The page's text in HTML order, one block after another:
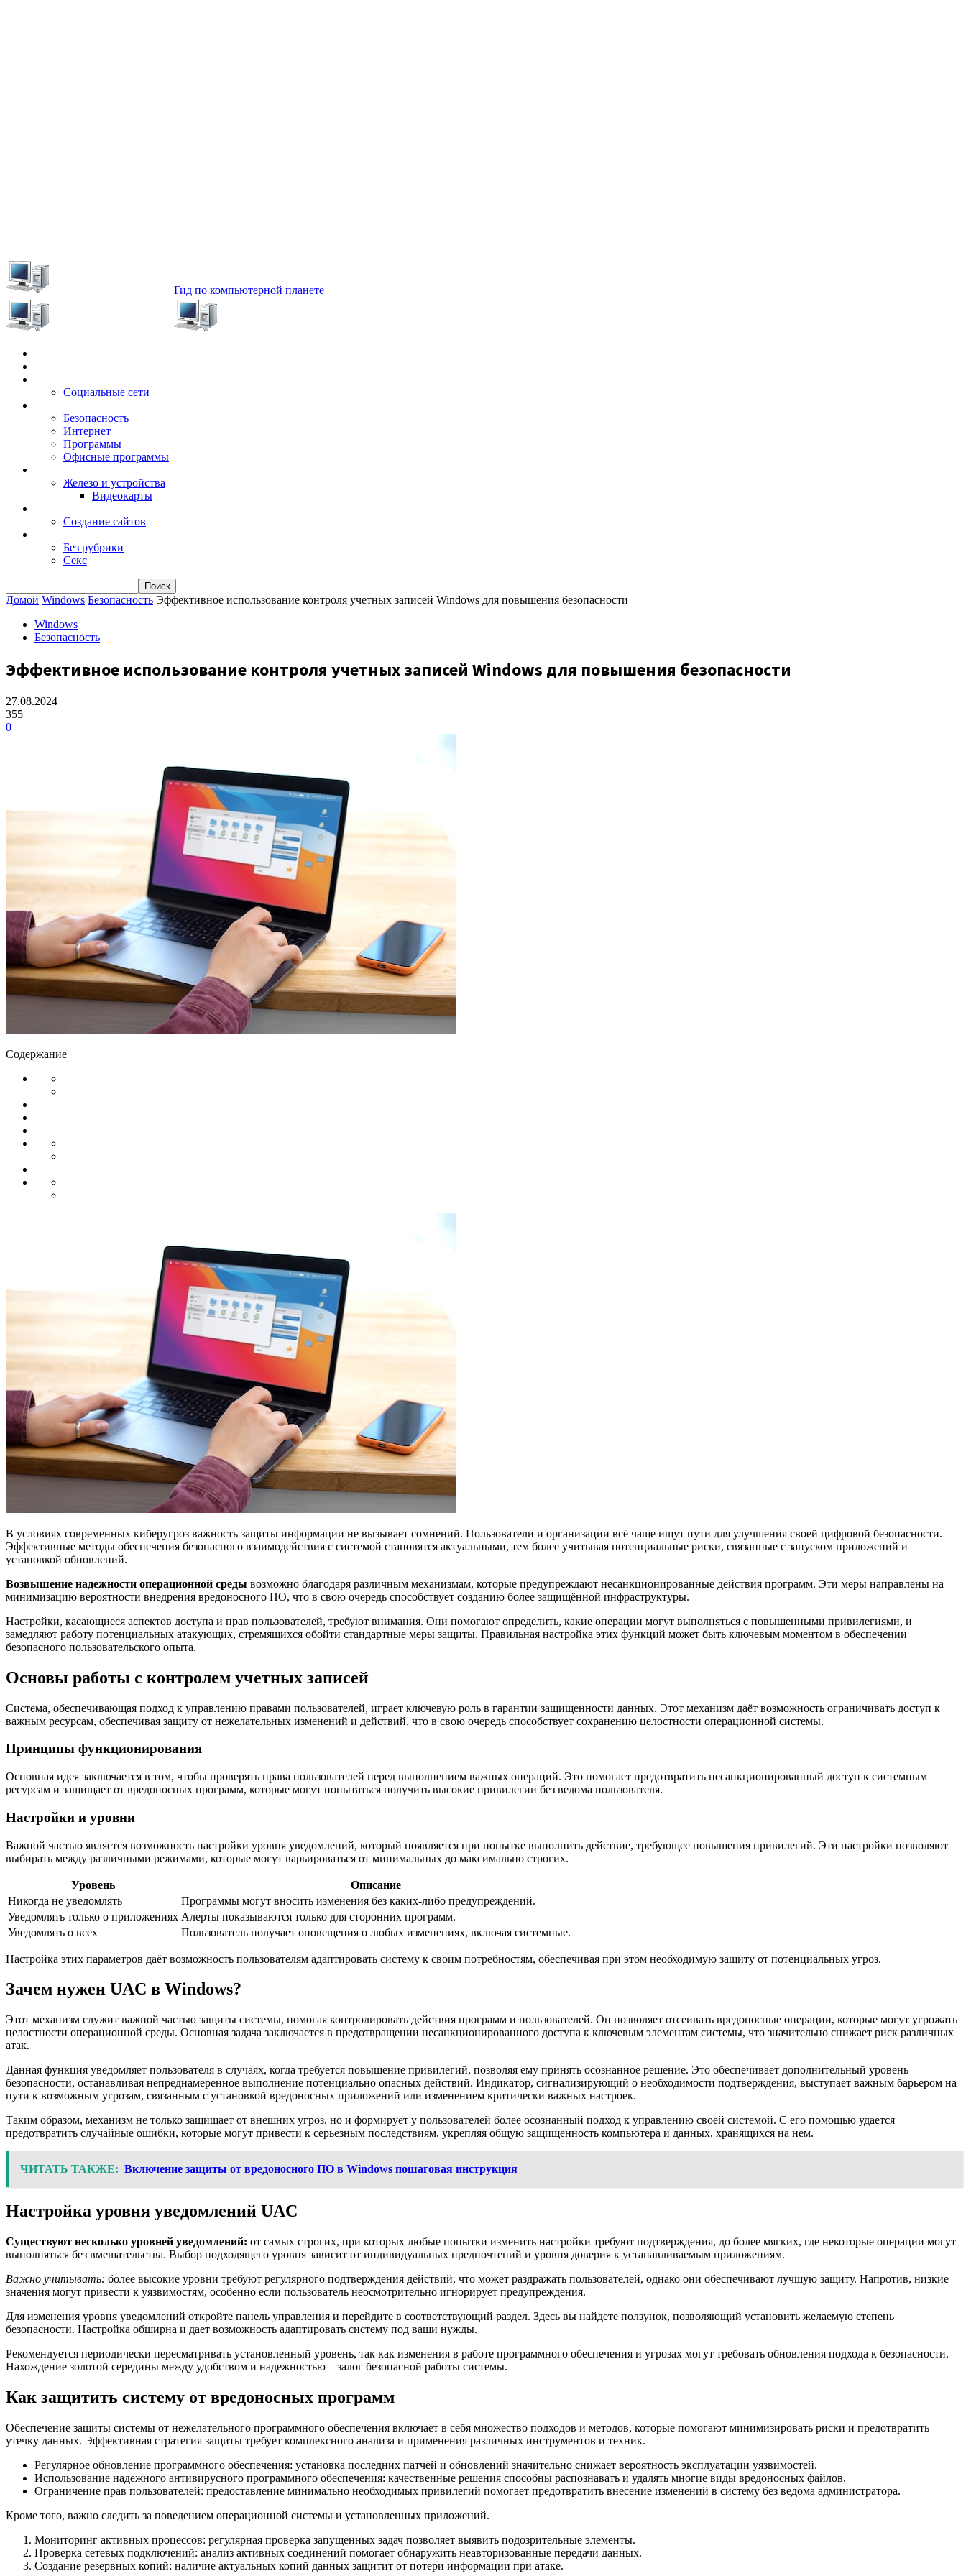
Гид по компьютерной планете
Социальные сети
Безопасность
Интернет
Программы
Офисные программы
Железо и устройства
Видеокарты
Создание сайтов
Без рубрики
Секс
Домой Windows Безопасность Эффективное использование контроля учетных записей Windows для повышения безопасности
Windows
Безопасность
Эффективное использование контроля учетных записей Windows для повышения безопасности
27.08.2024
355
0
Содержание
В условиях современных киберугроз важность защиты информации не вызывает сомнений. Пользователи и организации всё чаще ищут пути для улучшения своей цифровой безопасности.
Эффективные методы обеспечения безопасного взаимодействия с системой становятся актуальными, тем более учитывая потенциальные риски, связанные с запуском приложений и
установкой обновлений.
Возвышение надежности операционной среды возможно благодаря различным механизмам, которые предупреждают несанкционированные действия программ. Эти меры направлены на
минимизацию вероятности внедрения вредоносного ПО, что в свою очередь способствует созданию более защищённой инфраструктуры.
Настройки, касающиеся аспектов доступа и прав пользователей, требуют внимания. Они помогают определить, какие операции могут выполняться с повышенными привилегиями, и
замедляют работу потенциальных атакующих, стремящихся обойти стандартные меры защиты. Правильная настройка этих функций может быть ключевым моментом в обеспечении
безопасного пользовательского опыта.
Основы работы с контролем учетных записей
Система, обеспечивающая подход к управлению правами пользователей, играет ключевую роль в гарантии защищенности данных. Этот механизм даёт возможность ограничивать доступ к
важным ресурсам, обеспечивая защиту от нежелательных изменений и действий, что в свою очередь способствует сохранению целостности операционной системы.
Принципы функционирования
Основная идея заключается в том, чтобы проверять права пользователей перед выполнением важных операций. Это помогает предотвратить несанкционированный доступ к системным
ресурсам и защищает от вредоносных программ, которые могут попытаться получить высокие привилегии без ведома пользователя.
Настройки и уровни
Важной частью является возможность настройки уровня уведомлений, который появляется при попытке выполнить действие, требующее повышения привилегий. Эти настройки позволяют
выбирать между различными режимами, которые могут варьироваться от минимальных до максимально строгих.
Уровень
Описание
Никогда не уведомлять
Программы могут вносить изменения без каких-либо предупреждений.
Уведомлять только о приложениях Алерты показываются только для сторонних программ.
Уведомлять о всех
Пользователь получает оповещения о любых изменениях, включая системные.
Настройка этих параметров даёт возможность пользователям адаптировать систему к своим потребностям, обеспечивая при этом необходимую защиту от потенциальных угроз.
Зачем нужен UAC в Windows?
Этот механизм служит важной частью защиты системы, помогая контролировать действия программ и пользователей. Он позволяет отсеивать вредоносные операции, которые могут угрожать
целостности операционной среды. Основная задача заключается в предотвращении несанкционированного доступа к ключевым элементам системы, что значительно снижает риск различных
атак.
Данная функция уведомляет пользователя в случаях, когда требуется повышение привилегий, позволяя ему принять осознанное решение. Это обеспечивает дополнительный уровень
безопасности, останавливая непреднамеренное выполнение потенциально опасных действий. Индикатор, сигнализирующий о необходимости подтверждения, выступает важным барьером на
пути к возможным угрозам, связанным с установкой вредоносных приложений или изменением критически важных настроек.
Таким образом, механизм не только защищает от внешних угроз, но и формирует у пользователей более осознанный подход к управлению своей системой. С его помощью удается
предотвратить случайные ошибки, которые могут привести к серьезным последствиям, укрепляя общую защищенность компьютера и данных, хранящихся на нем.
ЧИТАТЬ ТАКЖЕ: Включение защиты от вредоносного ПО в Windows пошаговая инструкция
Настройка уровня уведомлений UAC
Существуют несколько уровней уведомлений: от самых строгих, при которых любые попытки изменить настройки требуют подтверждения, до более мягких, где некоторые операции могут
выполняться без вмешательства. Выбор подходящего уровня зависит от индивидуальных предпочтений и уровня доверия к устанавливаемым приложениям.
Важно учитывать: более высокие уровни требуют регулярного подтверждения действий, что может раздражать пользователей, однако они обеспечивают лучшую защиту. Напротив, низкие
значения могут привести к уязвимостям, особенно если пользователь неосмотрительно игнорирует предупреждения.
Для изменения уровня уведомлений откройте панель управления и перейдите в соответствующий раздел. Здесь вы найдете ползунок, позволяющий установить желаемую степень
безопасности. Настройка обширна и дает возможность адаптировать систему под ваши нужды.
Рекомендуется периодически пересматривать установленный уровень, так как изменения в работе программного обеспечения и угрозах могут требовать обновления подхода к безопасности.
Нахождение золотой середины между удобством и надежностью – залог безопасной работы системы.
Как защитить систему от вредоносных программ
Обеспечение защиты системы от нежелательного программного обеспечения включает в себя множество подходов и методов, которые помогают минимизировать риски и предотвратить
утечку данных. Эффективная стратегия защиты требует комплексного анализа и применения различных инструментов и техник.
Регулярное обновление программного обеспечения: установка последних патчей и обновлений значительно снижает вероятность эксплуатации уязвимостей.
Использование надежного антивирусного программного обеспечения: качественные решения способны распознавать и удалять многие виды вредоносных файлов.
Ограничение прав пользователей: предоставление минимально необходимых привилегий помогает предотвратить внесение изменений в систему без ведома администратора.
Кроме того, важно следить за поведением операционной системы и установленных приложений.
Мониторинг активных процессов: регулярная проверка запущенных задач позволяет выявить подозрительные элементы.
Проверка сетевых подключений: анализ активных соединений помогает обнаружить неавторизованные передачи данных.
Создание резервных копий: наличие актуальных копий данных защитит от потери информации при атаке.